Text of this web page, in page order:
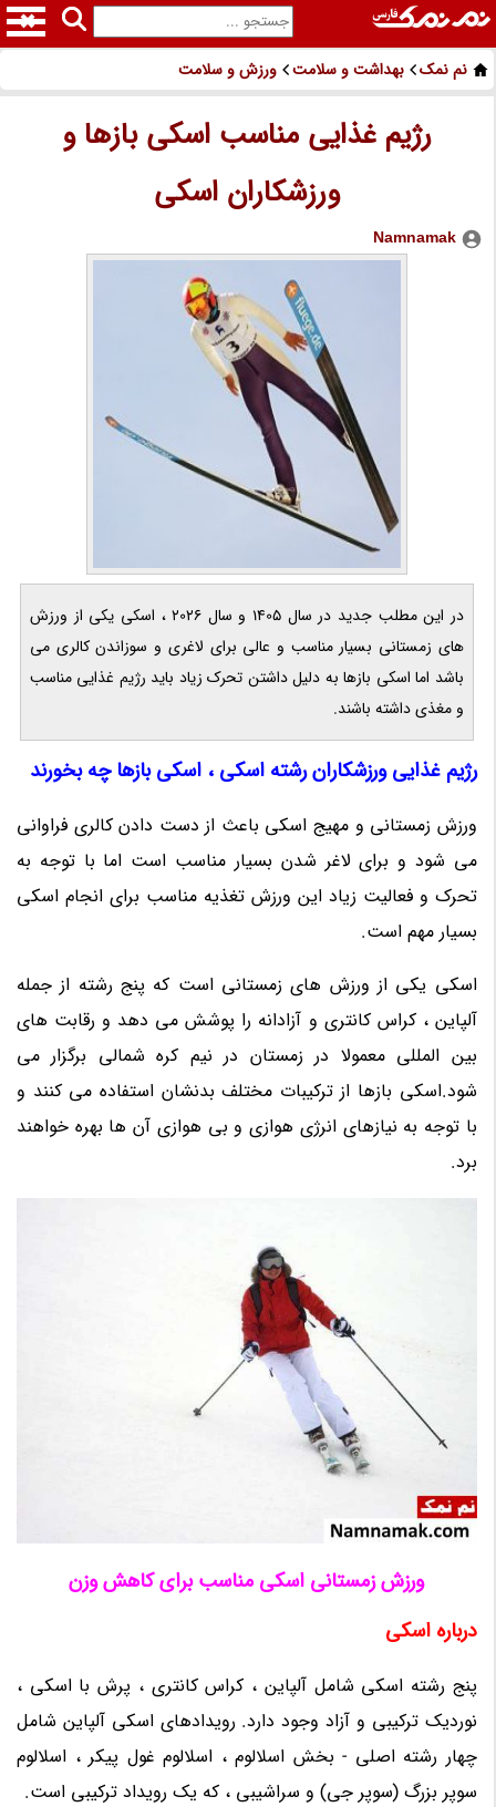
نم نمک بهداشت و سلامت ورزش و سلامت
رژیم غذایی مناسب اسکی بازها و
ورزشکاران اسکی
Namnamak
در این مطلب جدید در سال 1405 و سال 2026 ، اسکی یکی از ورزش
های زمستانی بسیار مناسب و عالی برای لاغری و سوزاندن کالری می
باشد اما اسکی بازها به دلیل داشتن تحرک زیاد باید رژیم غذایی مناسب
و مغذی داشته باشند.
رژیم غذایی ورزشکاران رشته اسکی ، اسکی بازها چه بخورند
ورزش زمستانی و مهیج اسکی باعث از دست دادن کالری فراوانی
می شود و برای لاغر شدن بسیار مناسب است اما با توجه به
تحرک و فعالیت زیاد این ورزش تغذیه مناسب برای انجام اسکی
بسیار مهم است.
اسکی یکی از ورزش های زمستانی است که پنج رشته از جمله
آلپاین ، کراس کانتری و آزادانه را پوشش می دهد و رقابت های
بین المللی معمولا در زمستان در نیم کره شمالی برگزار می
شود.اسکی بازها از ترکیبات مختلف بدنشان استفاده می کنند و
با توجه به نیازهای انرژی هوازی و بی هوازی آن ها بهره خواهند
برد.
ورزش زمستانی اسکی مناسب برای کاهش وزن
درباره اسکی
پنج رشته اسکی شامل آلپاین ، کراس کانتری ، پرش با اسکی ،
نوردیک ترکیبی و آزاد وجود دارد. رویدادهای اسکی آلپاین شامل
چهار رشته اصلی - بخش اسلالوم ، اسلالوم غول پیکر ، اسلالوم
سوپر بزرگ (سوپر جی) و سراشیبی ، که یک رویداد ترکیبی است.